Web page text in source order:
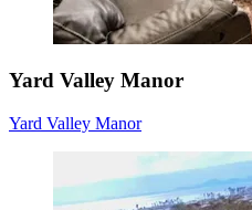
Yard Valley Manor
Yard Valley Manor